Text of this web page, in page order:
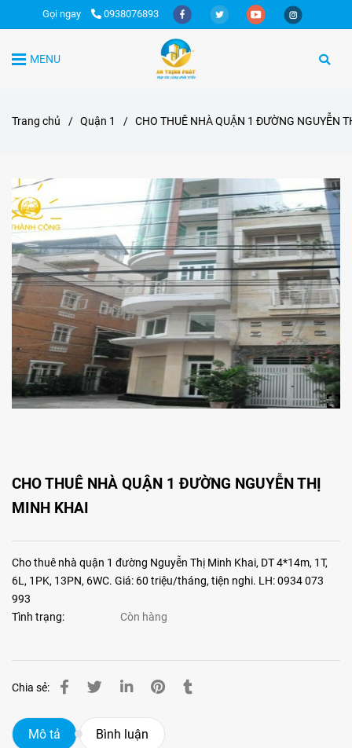
Gọi ngay 0938076893
MENU
Trang chủ / Quận 1 / CHO THUÊ NHÀ QUẬN 1 ĐƯỜNG NGUYỄN
CHO THUÊ NHÀ QUẬN 1 ĐƯỜNG NGUYỄN THỊ
MINH KHAI
Cho thuê nhà quận 1 đường Nguyễn Thị Minh Khai, DT 4*14m, 1T,
6L, 1PK, 13PN, 6WC. Giá: 60 triệu/tháng, tiện nghi. LH: 0934 073
993
Tình trạng:
Còn hàng
Chia sẻ:
Mô tả Bình luận